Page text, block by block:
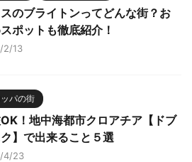
のブライトンってどんな街？お
ポットも徹底紹介！
2/13
パの街
！地中海都市クロアチア【ドブ
】で出来ること５選
4/23